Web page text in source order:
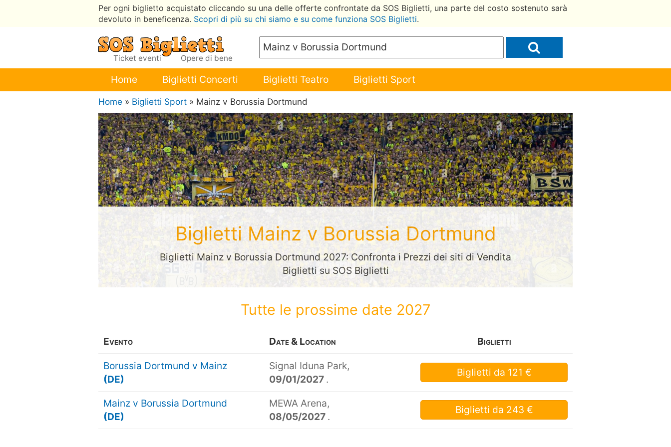
Per ogni biglietto acquistato cliccando su una delle offerte confrontate da SOS Biglietti, una parte del costo sostenuto sarà
devoluto in beneficenza. Scopri di più su chi siamo e su come funziona SOS Biglietti.
Ticket eventi Opere di bene
Home Biglietti Concerti Biglietti Teatro Biglietti Sport
Home » Biglietti Sport » Mainz v Borussia Dortmund
Biglietti Mainz v Borussia Dortmund
Biglietti Mainz v Borussia Dortmund 2027: Confronta i Prezzi dei siti di Vendita
Biglietti su SOS Biglietti
Tutte le prossime date 2027
Evento Date & Location Biglietti
Borussia Dortmund v Mainz
(DE)
Signal Iduna Park,
09/01/2027 .
Biglietti da 121 €
Mainz v Borussia Dortmund
(DE)
MEWA Arena,
08/05/2027 .
Biglietti da 243 €